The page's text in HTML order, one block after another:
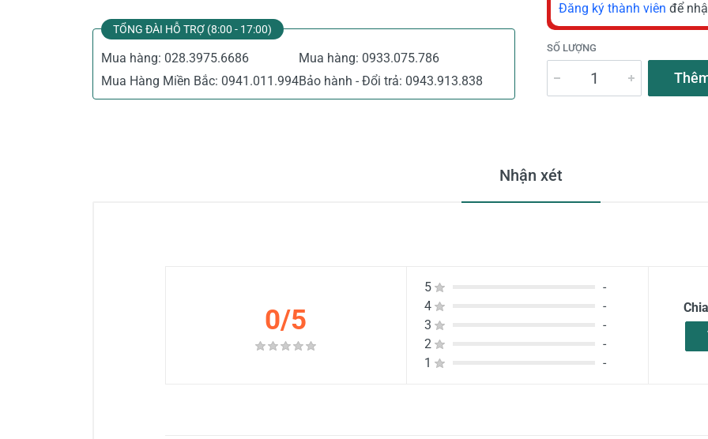
TỔNG ĐÀI HỖ TRỢ (8:00 - 17:00)
Mua hàng: 028.3975.6686 Mua hàng: 0933.075.786
Mua Hàng Miền Bắc: 0941.011.994Bảo hành - Đổi trả: 0943.913.838
Đăng ký thành viên để
SỐ LƯỢNG
Nhận xét
0/5
5
-
4
-
3
-
2
-
1
-